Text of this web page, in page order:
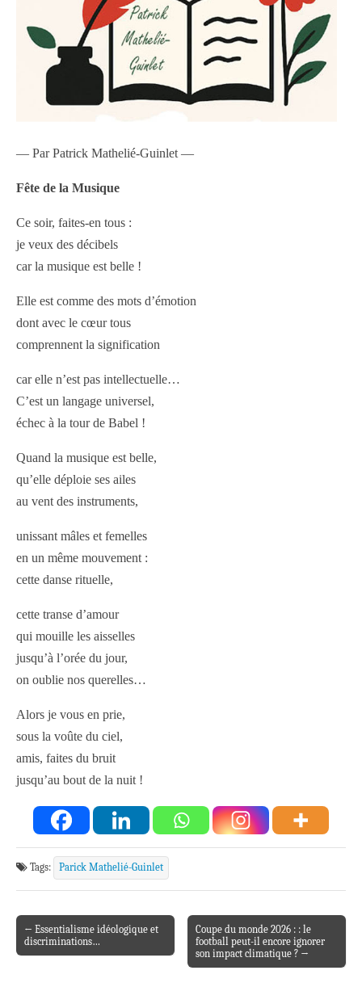
— Par Patrick Mathelié-Guinlet —
Fête de la Musique
Ce soir, faites-en tous :
je veux des décibels
car la musique est belle !
Elle est comme des mots d’émotion
dont avec le cœur tous
comprennent la signification
car elle n’est pas intellectuelle…
C’est un langage universel,
échec à la tour de Babel !
Quand la musique est belle,
qu’elle déploie ses ailes
au vent des instruments,
unissant mâles et femelles
en un même mouvement :
cette danse rituelle,
cette transe d’amour
qui mouille les aisselles
jusqu’à l’orée du jour,
on oublie nos querelles…
Alors je vous en prie,
sous la voûte du ciel,
amis, faites du bruit
jusqu’au bout de la nuit !
Tags: Parick Mathelié-Guinlet
Post navigation
← Essentialisme idéologique et
discriminations…
Coupe du monde 2026 : : le
football peut-il encore ignorer
son impact climatique ? →